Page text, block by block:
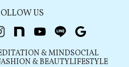
US
Twitter）
instagram
note youtubeline
& MINDSOCIAL
& BEAUTYLIFESTYLE